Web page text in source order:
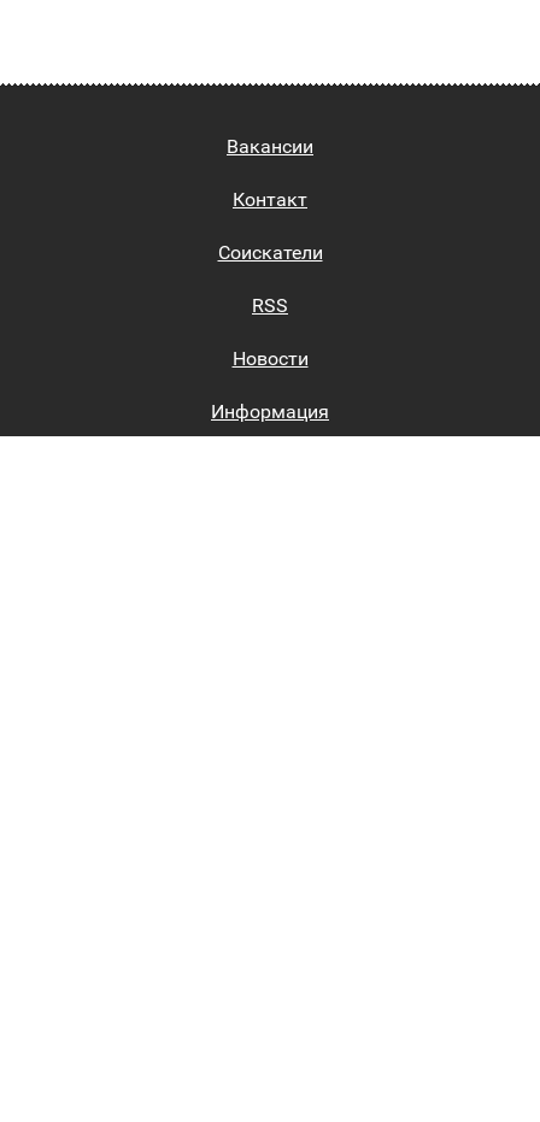
Вакансии
Контакт
Соискатели
RSS
Новости
Информация